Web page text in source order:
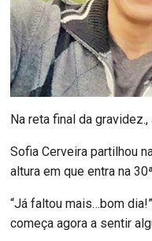
Na reta final da
Sofia Cerveira partilhou
altura em que entra na
“Já faltou mais…bom
começa agora a sentir